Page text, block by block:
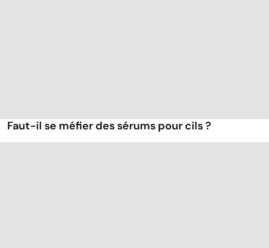
Faut-il se méfier des sérums pour cils ?